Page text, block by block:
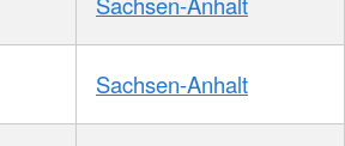
Sachsen-Anhalt